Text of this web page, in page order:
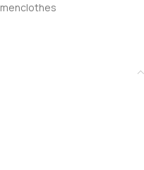
menclothes